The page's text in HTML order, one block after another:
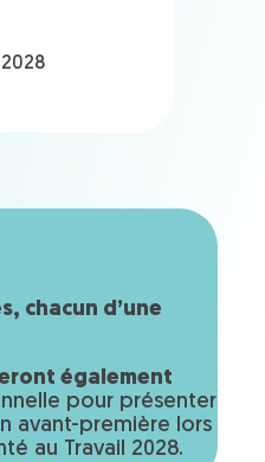
2028
chacun d’une
également
pour présenter
avant-première lors
au Travail 2028.